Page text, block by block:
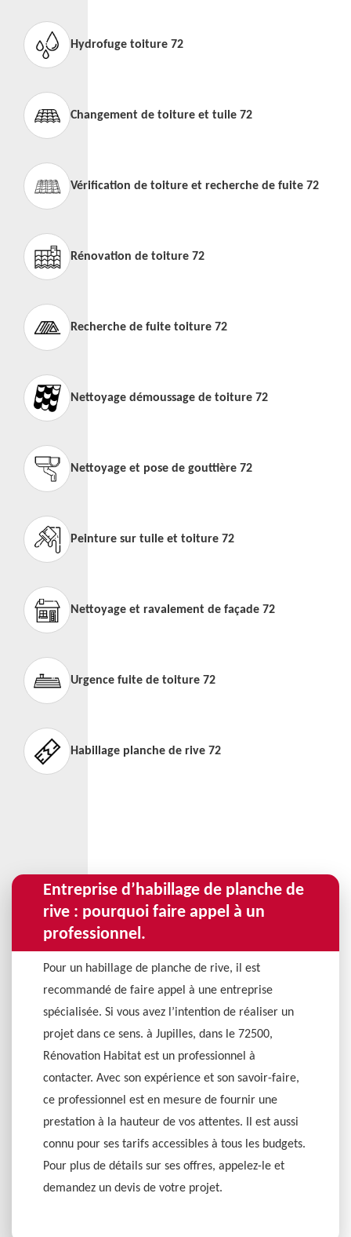
Hydrofuge toiture 72
Changement de toiture et tuile 72
Vérification de toiture et recherche de fuite 72
Rénovation de toiture 72
Recherche de fuite toiture 72
Nettoyage démoussage de toiture 72
Nettoyage et pose de gouttière 72
Peinture sur tuile et toiture 72
Nettoyage et ravalement de façade 72
Urgence fuite de toiture 72
Habillage planche de rive 72
Entreprise d’habillage de planche de
rive : pourquoi faire appel à un
professionnel.
Pour un habillage de planche de rive, il est
recommandé de faire appel à une entreprise
spécialisée. Si vous avez l’intention de réaliser un
projet dans ce sens. à Jupilles, dans le 72500,
Rénovation Habitat est un professionnel à
contacter. Avec son expérience et son savoir-faire,
ce professionnel est en mesure de fournir une
prestation à la hauteur de vos attentes. Il est aussi
connu pour ses tarifs accessibles à tous les budgets.
Pour plus de détails sur ses offres, appelez-le et
demandez un devis de votre projet.